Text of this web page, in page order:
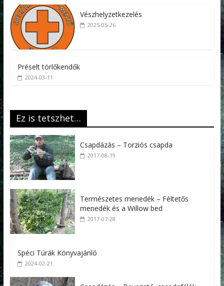
Vészhelyzetkezelés
2025-05-26
Préselt törlőkendők
2024-03-11
Ez is tetszhet…
Csapdázás – Torziós csapda
2017-08-19
Természetes menedék – Féltetős
menedék és a Willow bed
2017-07-28
Spéci Túrák Könyvajánló
2024-02-21